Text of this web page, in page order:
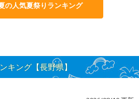
の人気夏祭りランキング
キング【長野県】